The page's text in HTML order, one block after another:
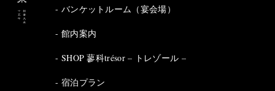
バンケットルーム（宴会場）
館内案内
SHOP 蓼科trésor – トレゾール –
宿泊プラン